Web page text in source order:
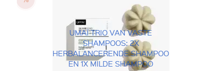
UMAÏ TRIO VAN VASTE
SHAMPOOS: 2X
HERBALANCERENDE SHAMPOO
EN 1X MILDE SHAMPOO